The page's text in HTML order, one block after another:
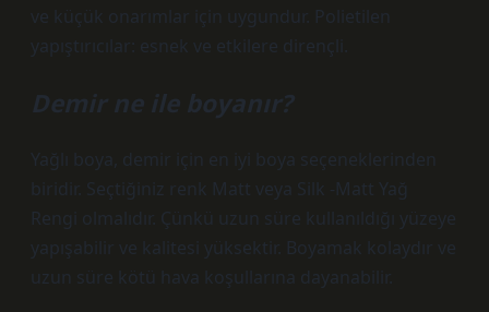
ve küçük onarımlar için uygundur. Polietilen
yapıştırıcılar: esnek ve etkilere dirençli.
Demir ne ile boyanır?
Yağlı boya, demir için en iyi boya seçeneklerinden
biridir. Seçtiğiniz renk Matt veya Silk -Matt Yağ
Rengi olmalıdır. Çünkü uzun süre kullanıldığı yüzeye
yapışabilir ve kalitesi yüksektir. Boyamak kolaydır ve
uzun süre kötü hava koşullarına dayanabilir.